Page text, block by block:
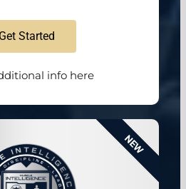
Get Started
info here
NEW